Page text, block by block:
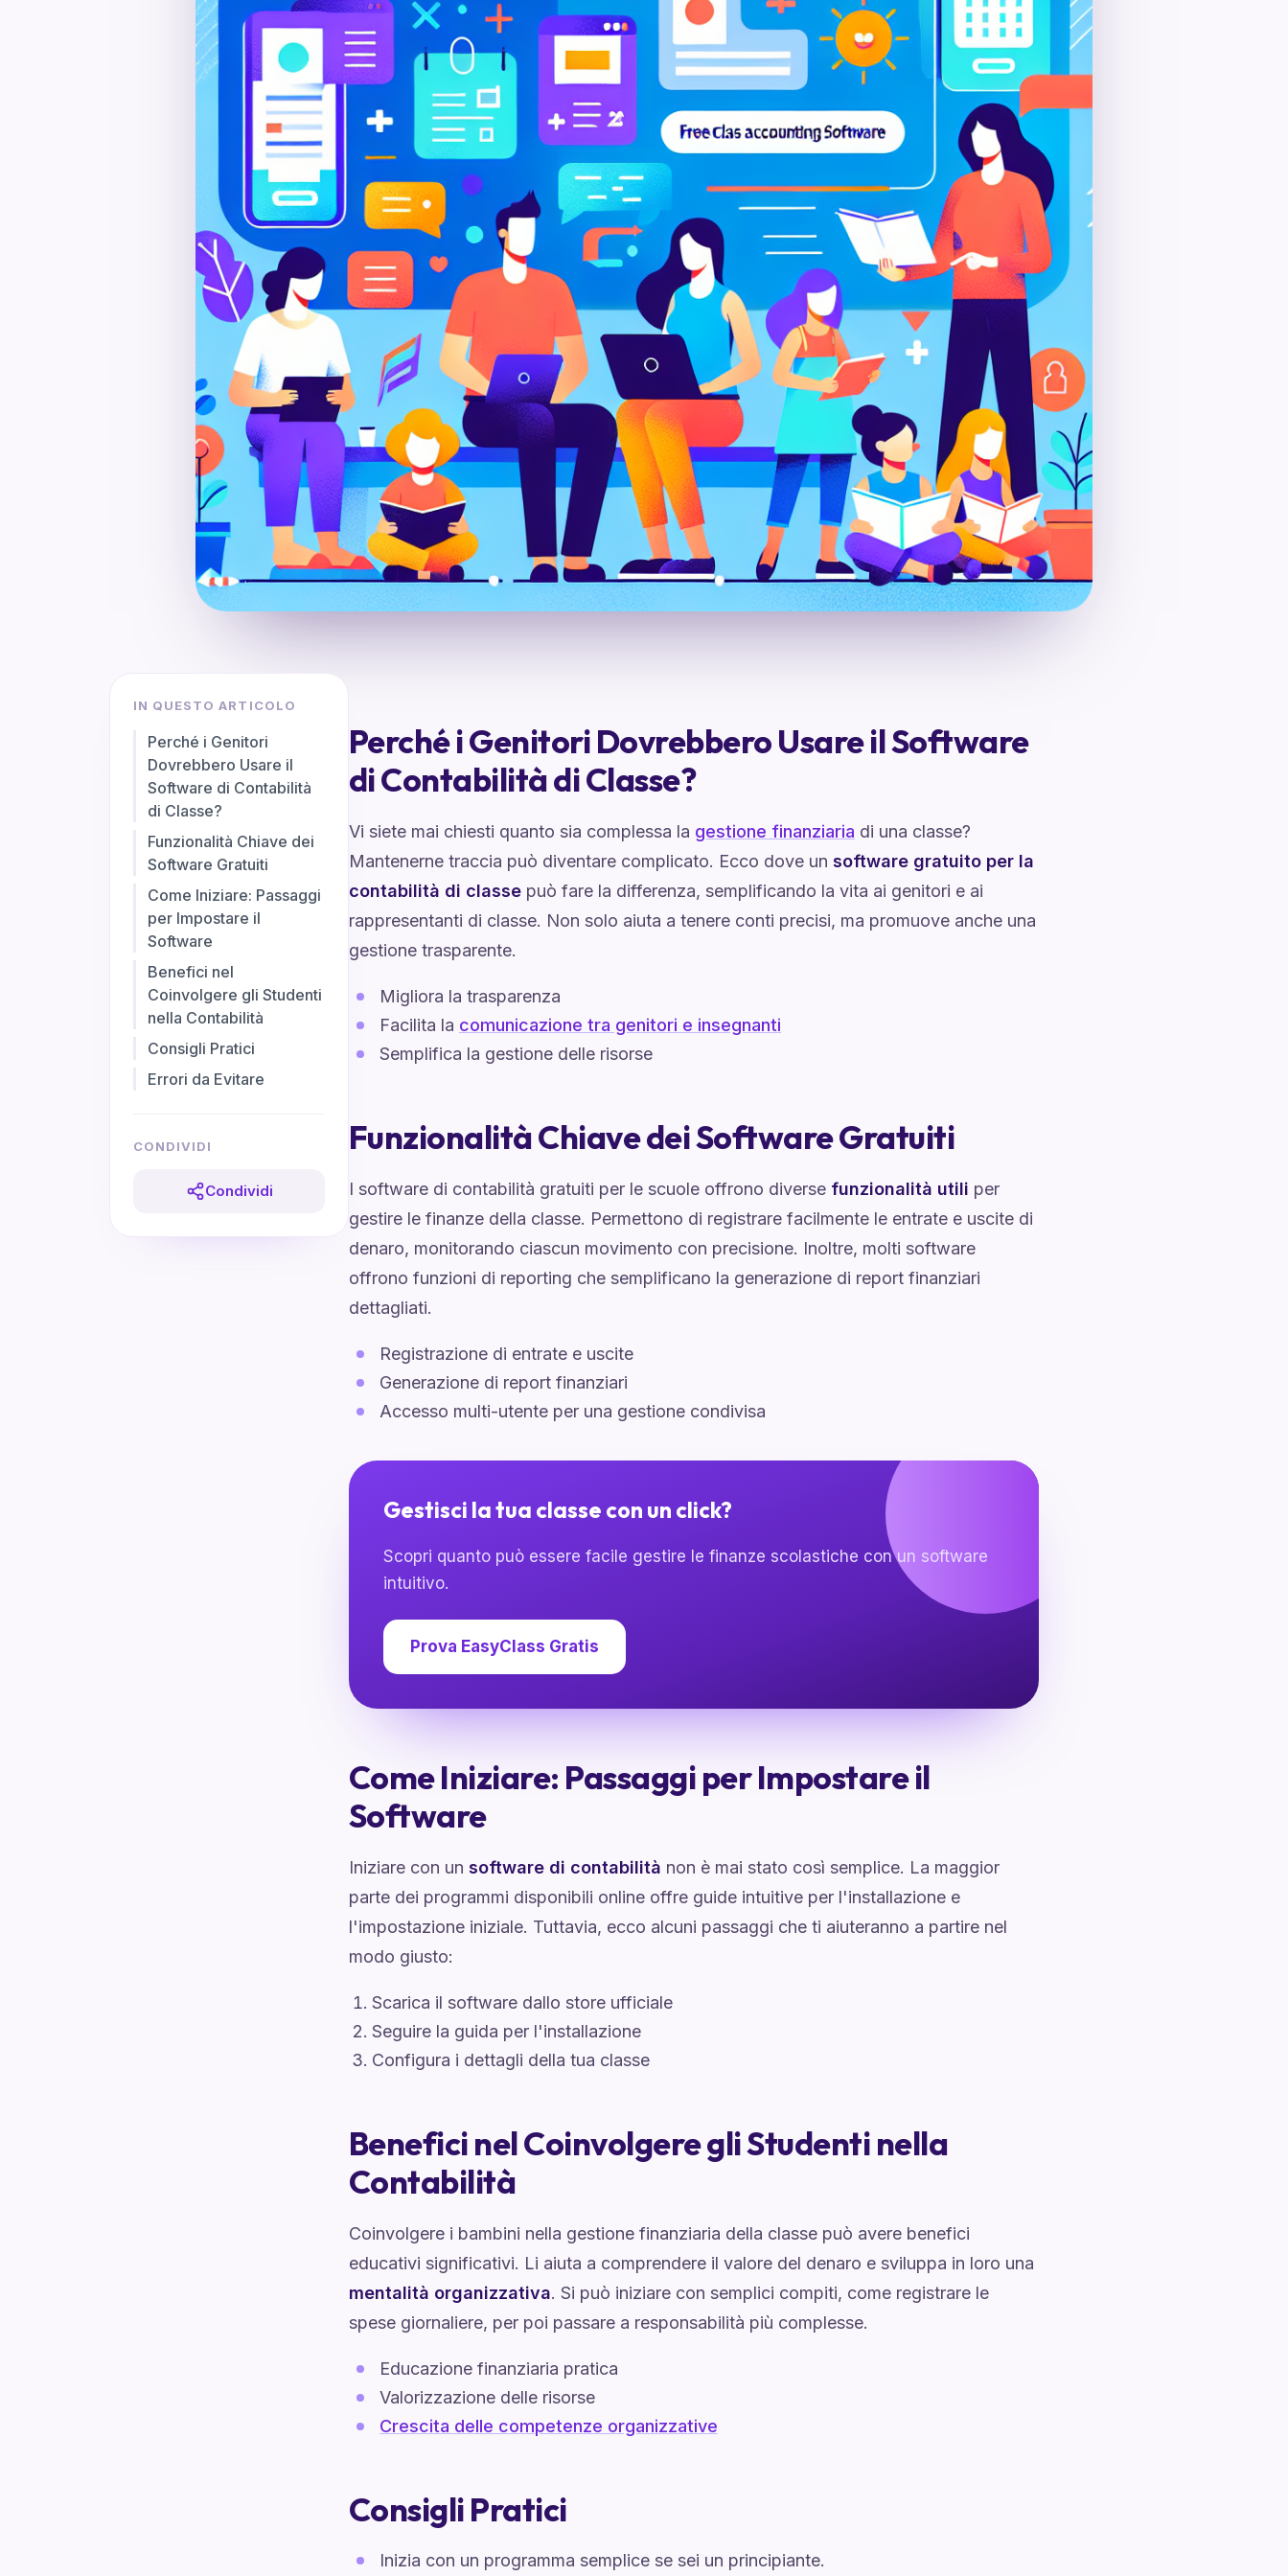
IN QUESTO ARTICOLO
Perché i Genitori
Dovrebbero Usare il
Software di Contabilità
di Classe?
Funzionalità Chiave dei
Software Gratuiti
Come Iniziare: Passaggi
per Impostare il
Software
Benefici nel
Coinvolgere gli Studenti
nella Contabilità
Consigli Pratici
Errori da Evitare
CONDIVIDI
Condividi
Perché i Genitori Dovrebbero Usare il Software
di Contabilità di Classe?
Vi siete mai chiesti quanto sia complessa la gestione finanziaria di una classe?
Mantenerne traccia può diventare complicato. Ecco dove un software gratuito per la
contabilità di classe può fare la differenza, semplificando la vita ai genitori e ai
rappresentanti di classe. Non solo aiuta a tenere conti precisi, ma promuove anche una
gestione trasparente.
Migliora la trasparenza
Facilita la comunicazione tra genitori e insegnanti
Semplifica la gestione delle risorse
Funzionalità Chiave dei Software Gratuiti
I software di contabilità gratuiti per le scuole offrono diverse funzionalità utili per
gestire le finanze della classe. Permettono di registrare facilmente le entrate e uscite di
denaro, monitorando ciascun movimento con precisione. Inoltre, molti software
offrono funzioni di reporting che semplificano la generazione di report finanziari
dettagliati.
Registrazione di entrate e uscite
Generazione di report finanziari
Accesso multi-utente per una gestione condivisa
Gestisci la tua classe con un click?
Scopri quanto può essere facile gestire le finanze scolastiche con un software
intuitivo.
Prova EasyClass Gratis
Come Iniziare: Passaggi per Impostare il
Software
Iniziare con un software di contabilità non è mai stato così semplice. La maggior
parte dei programmi disponibili online offre guide intuitive per l'installazione e
l'impostazione iniziale. Tuttavia, ecco alcuni passaggi che ti aiuteranno a partire nel
modo giusto:
Scarica il software dallo store ufficiale
Seguire la guida per l'installazione
Configura i dettagli della tua classe
Benefici nel Coinvolgere gli Studenti nella
Contabilità
Coinvolgere i bambini nella gestione finanziaria della classe può avere benefici
educativi significativi. Li aiuta a comprendere il valore del denaro e sviluppa in loro una
mentalità organizzativa. Si può iniziare con semplici compiti, come registrare le
spese giornaliere, per poi passare a responsabilità più complesse.
Educazione finanziaria pratica
Valorizzazione delle risorse
Crescita delle competenze organizzative
Consigli Pratici
Inizia con un programma semplice se sei un principiante.